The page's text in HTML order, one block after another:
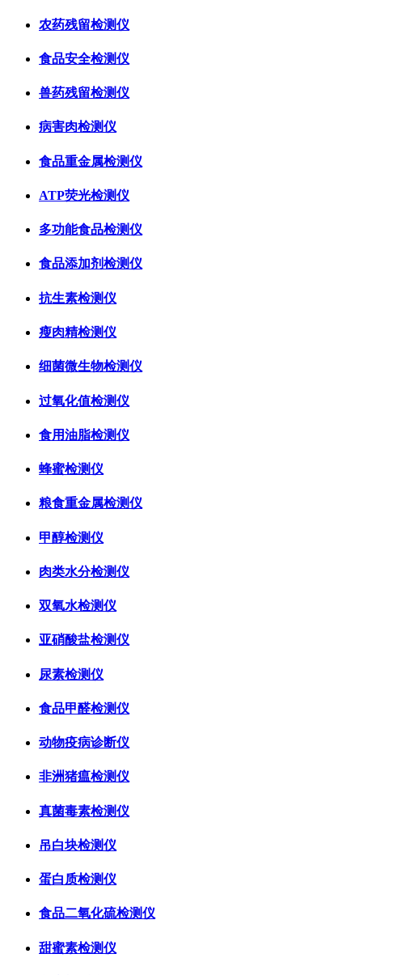
农药残留检测仪
食品安全检测仪
兽药残留检测仪
病害肉检测仪
食品重金属检测仪
ATP荧光检测仪
多功能食品检测仪
食品添加剂检测仪
抗生素检测仪
瘦肉精检测仪
细菌微生物检测仪
过氧化值检测仪
食用油脂检测仪
蜂蜜检测仪
粮食重金属检测仪
甲醇检测仪
肉类水分检测仪
双氧水检测仪
亚硝酸盐检测仪
尿素检测仪
食品甲醛检测仪
动物疫病诊断仪
非洲猪瘟检测仪
真菌毒素检测仪
吊白块检测仪
蛋白质检测仪
食品二氧化硫检测仪
甜蜜素检测仪